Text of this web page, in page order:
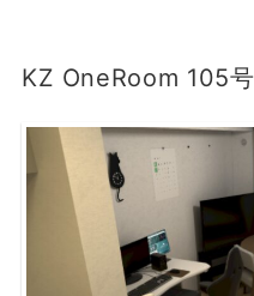
KZ OneRoom 105